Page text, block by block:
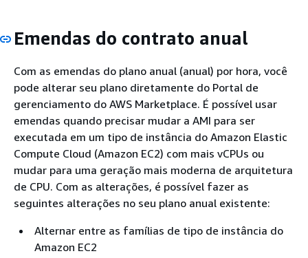
Emendas do contrato anual
Com as emendas do plano anual (anual) por hora, você
pode alterar seu plano diretamente do Portal de
gerenciamento do AWS Marketplace. É possível usar
emendas quando precisar mudar a AMI para ser
executada em um tipo de instância do Amazon Elastic
Compute Cloud (Amazon EC2) com mais vCPUs ou
mudar para uma geração mais moderna de arquitetura
de CPU. Com as alterações, é possível fazer as
seguintes alterações no seu plano anual existente:
Alternar entre as famílias de tipo de instância do
Amazon EC2